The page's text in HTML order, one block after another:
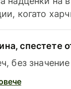
когато
спестете
без